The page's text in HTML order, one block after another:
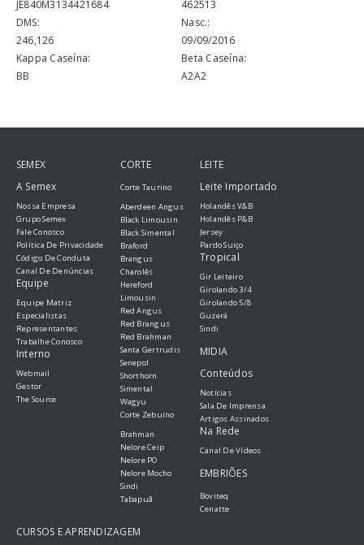
JE840M3134421684
462513
DMS:
246,126
Nasc.:
09/09/2016
Kappa Caseína:
BB
Beta Caseína:
A2A2
SEMEX
A Semex
Nossa Empresa
Grupo Semex
Fale Conosco
Política De Privacidade
Código De Conduta
Canal De Denúncias
Equipe
Equipe Matriz
Especialistas
Representantes
Trabalhe Conosco
Interno
Webmail
Gestor
The Source
CORTE
Corte Taurino
Aberdeen Angus
Black Limousin
Black Simental
Braford
Brangus
Charolês
Hereford
Limousin
Red Angus
Red Brangus
Red Brahman
Santa Gertrudis
Senepol
Shorthorn
Simental
Wagyu
Corte Zebuíno
Brahman
Nelore Ceip
Nelore PO
Nelore Mocho
Sindi
Tabapuã
LEITE
Leite Importado
Holandês V&B
Holandês P&B
Jersey
Pardo Suiço
Tropical
Gir Leiteiro
Girolando 3/4
Girolando 5/8
Guzerá
Sindi
MIDIA
Conteúdos
Notícias
Sala De Imprensa
Artigos Assinados
Na Rede
Canal De Vídeos
EMBRIÕES
Boviteq
Cenatte
CURSOS E APRENDIZAGEM